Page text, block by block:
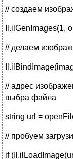
// создаем
Il.ilGenImages(1,
// делаем
// адрес
выбра файла
string url =
// пробуем
if